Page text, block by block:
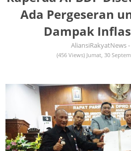
Ada Pergeseran
Dampak
AliansiRakyatNews -
(456 Views) Jumat, 30